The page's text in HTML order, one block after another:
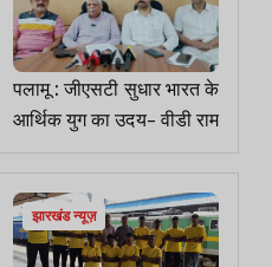
पलामू : जीएसटी सुधार भारत के
आर्थिक युग का उदय- वीडी राम
झारखंड न्यूज़